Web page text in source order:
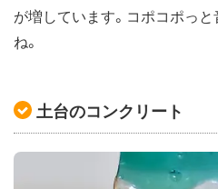
が増しています。コポコポっ
ね。
土台のコンクリート